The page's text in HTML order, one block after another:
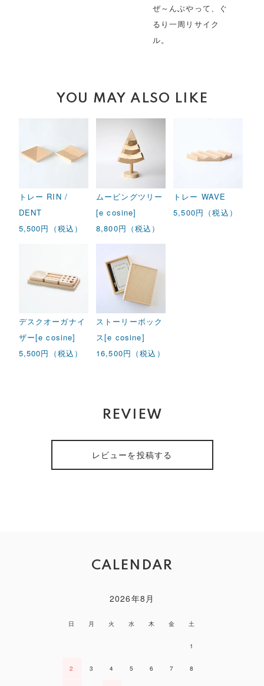
ぜ～んぶやって、ぐ
るり一周リサイク
ル。
YOU MAY ALSO LIKE
トレー RIN /
DENT
5,500円（税込）
ムービングツリー
[e cosine]
8,800円（税込）
トレー WAVE
5,500円（税込）
デスクオーガナイ
ザー[e cosine]
5,500円（税込）
ストーリーボック
ス[e cosine]
16,500円（税込）
REVIEW
レビューを投稿する
CALENDAR
2026年8月
日 月 火 水 木 金 土
1
2 3 4 5 6 7 8